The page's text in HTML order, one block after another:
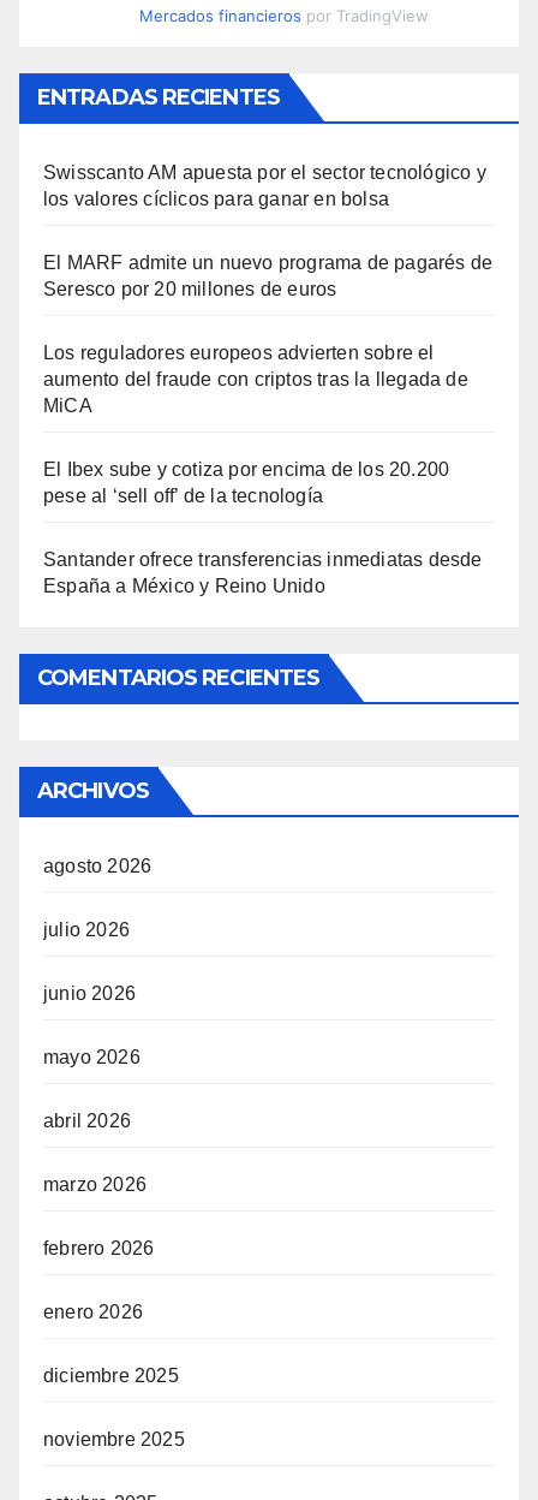
Mercados financieros por TradingView
ENTRADAS RECIENTES
Swisscanto AM apuesta por el sector tecnológico y
los valores cíclicos para ganar en bolsa
El MARF admite un nuevo programa de pagarés de
Seresco por 20 millones de euros
Los reguladores europeos advierten sobre el
aumento del fraude con criptos tras la llegada de
MiCA
El Ibex sube y cotiza por encima de los 20.200
pese al ‘sell off’ de la tecnología
Santander ofrece transferencias inmediatas desde
España a México y Reino Unido
COMENTARIOS RECIENTES
ARCHIVOS
agosto 2026
julio 2026
junio 2026
mayo 2026
abril 2026
marzo 2026
febrero 2026
enero 2026
diciembre 2025
noviembre 2025